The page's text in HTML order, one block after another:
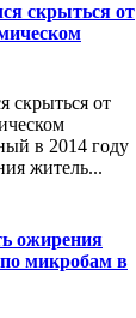
скрыться от
скрыться от
в 2014 году
житель...
ожирения
микробам в